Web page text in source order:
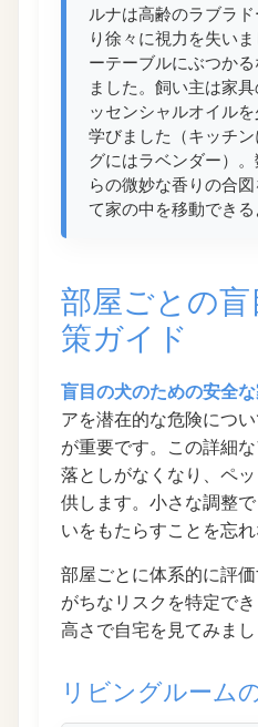
ルナは高齢のラブラ
り徐々に視力を失い
ーテーブルにぶつか
ました。飼い主は家
ッセンシャルオイル
学びました（キッチ
グにはラベンダー）
らの微妙な香りの合
て家の中を移動できる
部屋ごとの
策ガイド
盲目の犬のための安全
アを潜在的な危険につ
が重要です。この詳細
落としがなくなり、ペ
供します。小さな調整
いをもたらすことを忘れ
部屋ごとに体系的に評
がちなリスクを特定で
高さで自宅を見てみまし
リビングルーム